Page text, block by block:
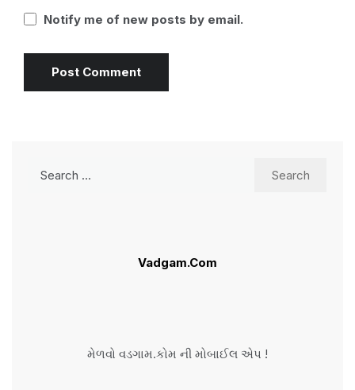
Notify me of new posts by email.
Vadgam.Com
મેળવો વડગામ.કોમ ની મોબાઈલ એપ !